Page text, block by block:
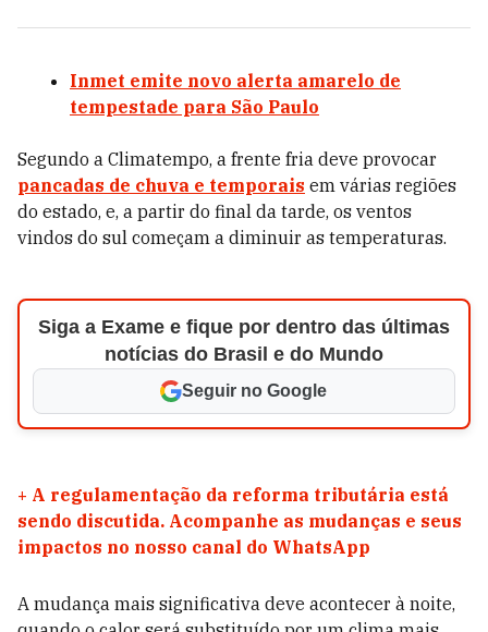
Inmet emite novo alerta amarelo de
tempestade para São Paulo
Segundo a Climatempo, a frente fria deve provocar
pancadas de chuva e temporais em várias regiões
do estado, e, a partir do final da tarde, os ventos
vindos do sul começam a diminuir as temperaturas.
Siga a Exame e fique por dentro das últimas
notícias do Brasil e do Mundo
Seguir no Google
+ A regulamentação da reforma tributária está
sendo discutida. Acompanhe as mudanças e seus
impactos no nosso canal do WhatsApp
A mudança mais significativa deve acontecer à noite,